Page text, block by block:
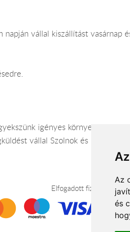
Az
és
vállal kiszállítást vasárnap
igényes környezetben,
vállal Szolnok és környékén.
Elfogadott fizetési módok